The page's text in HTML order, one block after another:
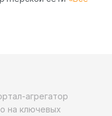
агрегатор
на ключевых